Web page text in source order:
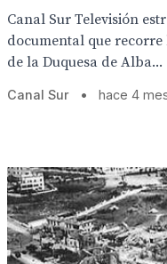
Canal Sur Televisión
documental que
de la Duquesa de Alba...
Canal Sur • hace 4